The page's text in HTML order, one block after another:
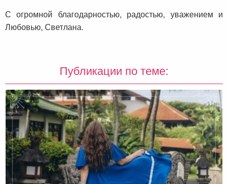
С огромной благодарностью, радостью, уважением и
Любовью, Светлана.
Публикации по теме: